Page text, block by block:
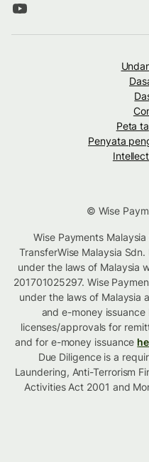
Peta
Penyata
© Wise
Wise Payments
TransferWise Malaysia
under the laws of Malaysia
201701025297. Wise
under the laws of Malaysia
and e-money
licenses/approvals for
and for e-money issuance
Due Diligence is a
Laundering, Anti-Terrorism
Activities Act 2001 and